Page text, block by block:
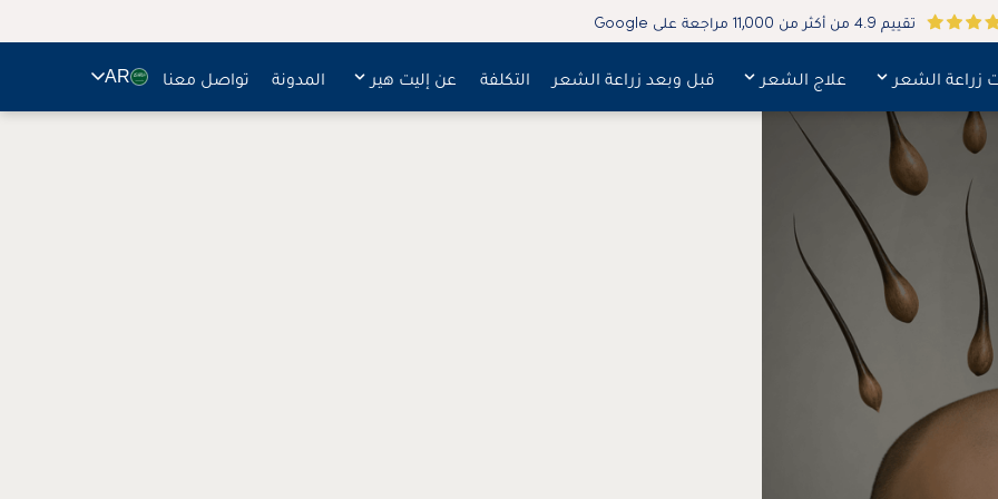
تقييم 4.9 من أكثر من 11,000 مراجعة على Google
زراعة الشعر علاج الشعر قبل وبعد زراعة الشعر التكلفة عن إليت هير المدونة تواصل معنا 🇸🇦
AR